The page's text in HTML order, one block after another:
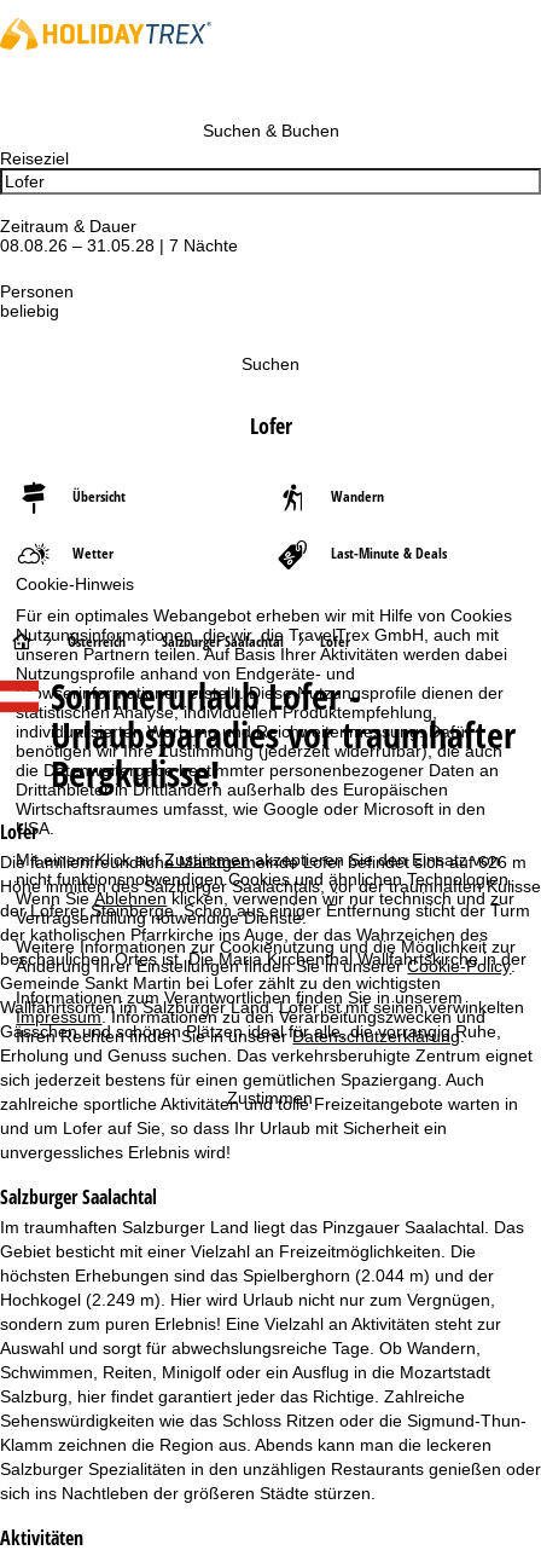
Cookie-Hinweis
Für ein optimales Webangebot erheben wir mit Hilfe von Cookies
Nutzungsinformationen, die wir, die TravelTrex GmbH, auch mit
unseren Partnern teilen. Auf Basis Ihrer Aktivitäten werden dabei
Nutzungsprofile anhand von Endgeräte- und
Browserinformationen erstellt. Diese Nutzungsprofile dienen der
statistischen Analyse, individuellen Produktempfehlung,
individualisierten Werbung und Reichweitenmessung. Dafür
benötigen wir Ihre Zustimmung (jederzeit widerrufbar), die auch
die Datenweitergabe bestimmter personenbezogener Daten an
Drittanbieter in Drittländern außerhalb des Europäischen
Wirtschaftsraumes umfasst, wie Google oder Microsoft in den
USA.
Mit einem Klick aufZustimmenakzeptieren Sie den Einsatz von
nicht funktionsnotwendigen Cookies und ähnlichen Technologien.
Wenn SieAblehnenklicken, verwenden wir nur technisch und zur
Vertragserfüllung notwendige Dienste.
Weitere Informationen zur Cookienutzung und die Möglichkeit zur
Änderung Ihrer Einstellungen finden Sie in unsererCookie-Policy.
Informationen zum Verantwortlichen finden Sie in unserem
Impressum. Informationen zu den Verarbeitungszwecken und
Ihren Rechten finden Sie in unsererDatenschutzerklärung.
Zustimmen
Suchen & Buchen
Reiseziel
Zeitraum & Dauer
08.08.26 – 31.05.28 | 7 Nächte
Personen
beliebig
Suchen
Lofer
Übersicht Wandern
Wetter Last-Minute & Deals
S
t
a
r
t
s
e
i
t
e
Österreich Salzburger Saalachtal Lofer
SommerurlaubLofer -
Urlaubsparadies vor traumhafter
Bergkulisse!
Lofer
Die familienfreundliche Marktgemeinde Lofer befindet sich auf 626 m
Höhe inmitten des Salzburger Saalachtals, vor der traumhaften Kulisse
der Loferer Steinberge. Schon aus einiger Entfernung sticht der Turm
der katholischen Pfarrkirche ins Auge, der das Wahrzeichen des
beschaulichen Ortes ist. Die Maria Kirchenthal Wallfahrtskirche in der
Gemeinde Sankt Martin bei Lofer zählt zu den wichtigsten
Wallfahrtsorten im Salzburger Land. Lofer ist mit seinen verwinkelten
Gässchen und schönen Plätzen ideal für alle, die vorrangig Ruhe,
Erholung und Genuss suchen. Das verkehrsberuhigte Zentrum eignet
sich jederzeit bestens für einen gemütlichen Spaziergang. Auch
zahlreiche sportliche Aktivitäten und tolle Freizeitangebote warten in
und um Lofer auf Sie, so dass Ihr Urlaub mit Sicherheit ein
unvergessliches Erlebnis wird!
Salzburger Saalachtal
Im traumhaften Salzburger Land liegt das Pinzgauer Saalachtal. Das
Gebiet besticht mit einer Vielzahl an Freizeitmöglichkeiten. Die
höchsten Erhebungen sind das Spielberghorn (2.044 m) und der
Hochkogel (2.249 m). Hier wird Urlaub nicht nur zum Vergnügen,
sondern zum puren Erlebnis! Eine Vielzahl an Aktivitäten steht zur
Auswahl und sorgt für abwechslungsreiche Tage. Ob Wandern,
Schwimmen, Reiten, Minigolf oder ein Ausflug in die Mozartstadt
Salzburg, hier findet garantiert jeder das Richtige. Zahlreiche
Sehenswürdigkeiten wie das Schloss Ritzen oder die Sigmund-Thun-
Klamm zeichnen die Region aus. Abends kann man die leckeren
Salzburger Spezialitäten in den unzähligen Restaurants genießen oder
sich ins Nachtleben der größeren Städte stürzen.
Aktivitäten